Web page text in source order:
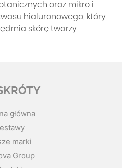
oraz mikro i
hialuronowego, który
skórę twarzy.
główna
marki
Group